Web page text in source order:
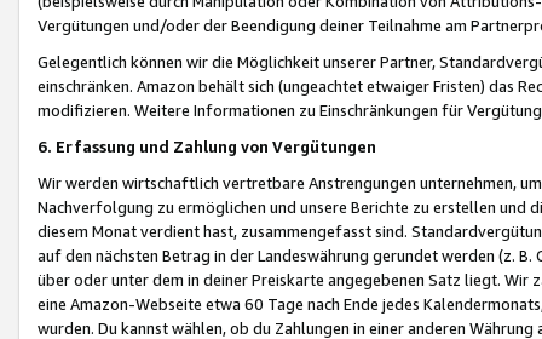
Vergütungen und/oder der Beendigung deiner Teilnahme am
Gelegentlich können wir die Möglichkeit unserer Partner,
einschränken. Amazon behält sich (ungeachtet etwaiger Fristen) das
modifizieren. Weitere Informationen zu Einschränkungen für
6. Erfassung und Zahlung von Vergütungen
Wir werden wirtschaftlich vertretbare Anstrengungen unternehmen,
Nachverfolgung zu ermöglichen und unsere Berichte zu erstellen und
diesem Monat verdient hast, zusammengefasst sind.
auf den nächsten Betrag in der Landeswährung gerundet werden (z.
über oder unter dem in deiner Preiskarte angegebenen Satz liegt.
eine Amazon-Webseite etwa 60 Tage nach Ende jedes
wurden. Du kannst wählen, ob du Zahlungen in einer anderen